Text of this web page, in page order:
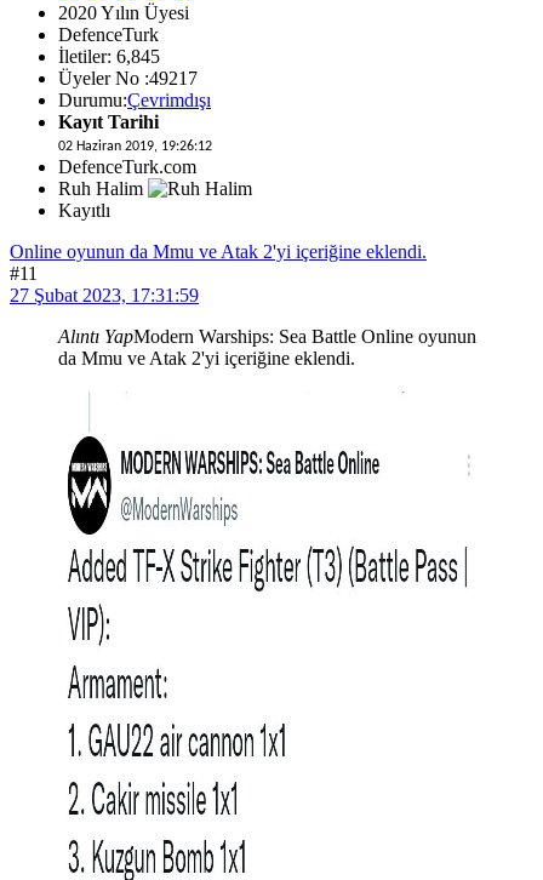
2020 Yılın Üyesi
DefenceTurk
İletiler: 6,845
Üyeler No :49217
Durumu:Çevrimdışı
Kayıt Tarihi
02 Haziran 2019, 19:26:12
DefenceTurk.com
Ruh Halim
Kayıtlı
Online oyunun da Mmu ve Atak 2'yi içeriğine eklendi.
#11
27 Şubat 2023, 17:31:59
Alıntı YapModern Warships: Sea Battle Online oyunun
da Mmu ve Atak 2'yi içeriğine eklendi.